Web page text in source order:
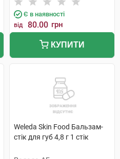
Є в наявності
від 80.00 грн
КУПИТИ
Weleda Skin Food Бальзам-
стік для губ 4,8 г 1 стік